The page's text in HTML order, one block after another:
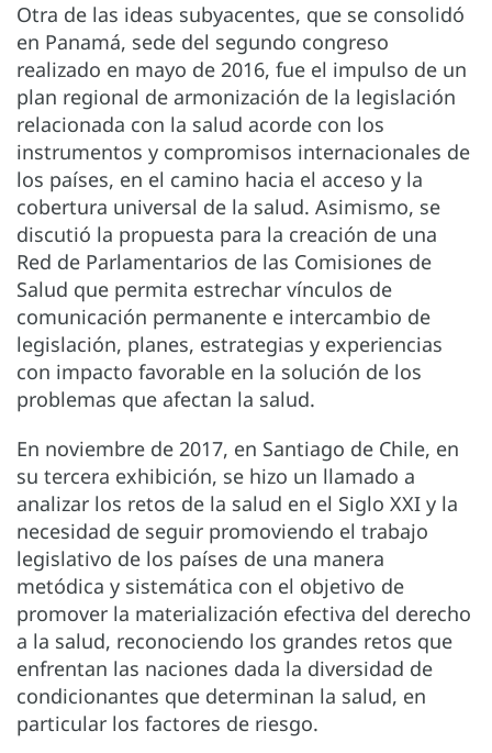
Otra de las ideas subyacentes, que se consolidó
en Panamá, sede del segundo congreso
realizado en mayo de 2016, fue el impulso de un
plan regional de armonización de la legislación
relacionada con la salud acorde con los
instrumentos y compromisos internacionales de
los países, en el camino hacia el acceso y la
cobertura universal de la salud. Asimismo, se
discutió la propuesta para la creación de una
Red de Parlamentarios de las Comisiones de
Salud que permita estrechar vínculos de
comunicación permanente e intercambio de
legislación, planes, estrategias y experiencias
con impacto favorable en la solución de los
problemas que afectan la salud.
En noviembre de 2017, en Santiago de Chile, en
su tercera exhibición, se hizo un llamado a
analizar los retos de la salud en el Siglo XXI y la
necesidad de seguir promoviendo el trabajo
legislativo de los países de una manera
metódica y sistemática con el objetivo de
promover la materialización efectiva del derecho
a la salud, reconociendo los grandes retos que
enfrentan las naciones dada la diversidad de
condicionantes que determinan la salud, en
particular los factores de riesgo.